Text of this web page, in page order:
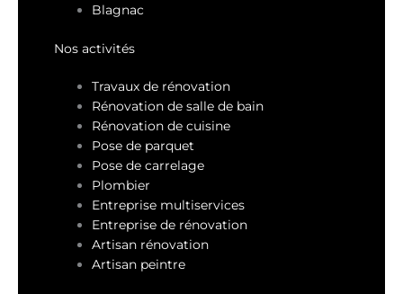
Blagnac
Nos activités
Travaux de rénovation
Rénovation de salle de bain
Rénovation de cuisine
Pose de parquet
Pose de carrelage
Plombier
Entreprise multiservices
Entreprise de rénovation
Artisan rénovation
Artisan peintre